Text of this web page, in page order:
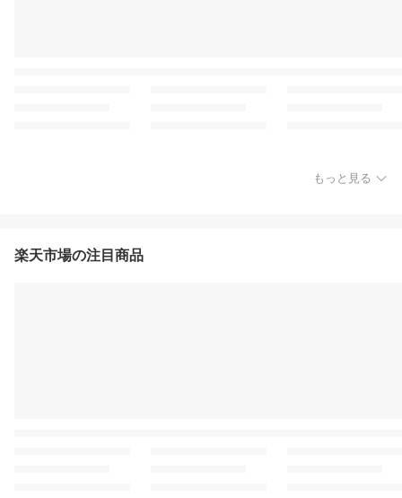
もっと見る
楽天市場の注目商品